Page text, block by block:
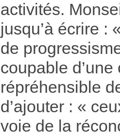
activités.
jusqu’à écrire :
de
coupable
répréhensible
d’ajouter : «
voie de la